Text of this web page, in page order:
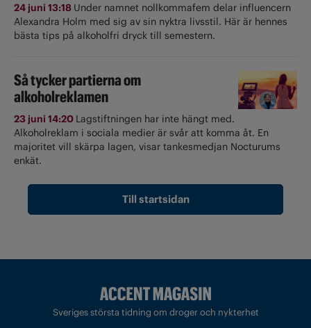
24 juni 13:18 Under namnet nollkommafem delar influencern
Alexandra Holm med sig av sin nyktra livsstil. Här är hennes
bästa tips på alkoholfri dryck till semestern.
Så tycker partierna om
alkoholreklamen
23 juni 14:20 Lagstiftningen har inte hängt med.
Alkoholreklam i sociala medier är svår att komma åt. En
majoritet vill skärpa lagen, visar tankesmedjan Nocturums
enkät.
Till startsidan
Sveriges största tidning om droger och nykterhet